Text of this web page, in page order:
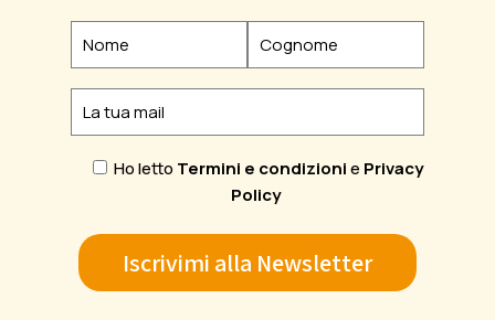
Ho letto Termini e condizionie Privacy
Policy